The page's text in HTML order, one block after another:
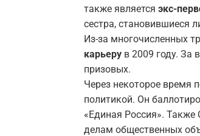
также является экс-
сестра, становившиеся
Из-за многочисленных
карьеру в 2009 году. За
призовых.
Через некоторое время
политикой. Он
«Единая Россия».
делам общественных